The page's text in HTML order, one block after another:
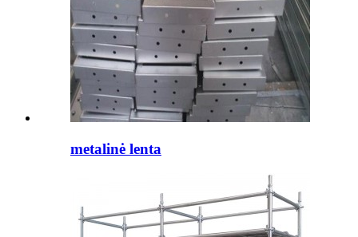
metalinė lenta